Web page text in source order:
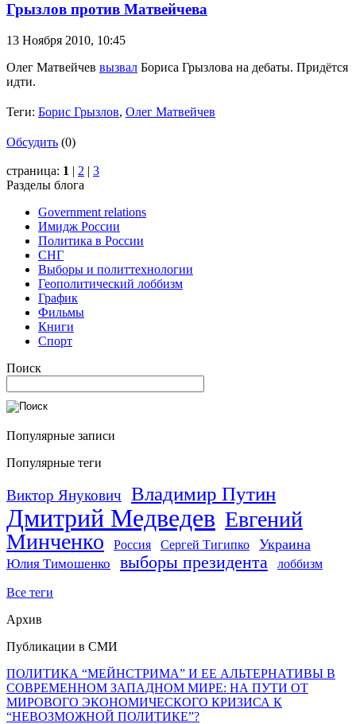
Грызлов против Матвейчева
13 Ноября 2010, 10:45
Олег Матвейчев вызвал Бориса Грызлова на дебаты. Придётся
идти.
Теги: Борис Грызлов, Олег Матвейчев
Обсудить (0)
страница: 1 | 2 | 3
Разделы блога
Government relations
Имидж России
Политика в России
СНГ
Выборы и политтехнологии
Геополитический лоббизм
График
Фильмы
Книги
Спорт
Поиск
Популярные записи
Популярные теги
Виктор Янукович Владимир Путин
Дмитрий Медведев Евгений
Минченко
Россия Сергей Тигипко Украина
Юлия Тимошенко выборы президента лоббизм
Все теги
Архив
Публикации в СМИ
ПОЛИТИКА “МЕЙНСТРИМА” И ЕЕ АЛЬТЕРНАТИВЫ В
СОВРЕМЕННОМ ЗАПАДНОМ МИРЕ: НА ПУТИ ОТ
МИРОВОГО ЭКОНОМИЧЕСКОГО КРИЗИСА К
“НЕВОЗМОЖНОЙ ПОЛИТИКЕ”?